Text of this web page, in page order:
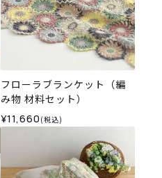
フローラブランケット（編
み物 材料セット）
¥11,660 (税込)